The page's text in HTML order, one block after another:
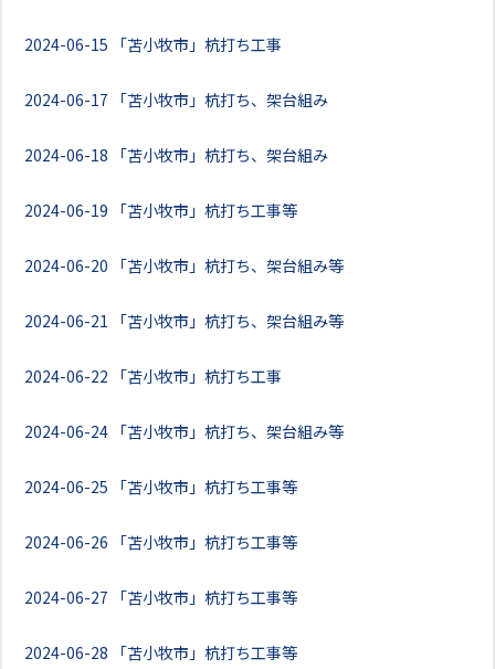
2024-06-15 「苫小牧市」杭打ち工事
2024-06-17 「苫小牧市」杭打ち、架台組み
2024-06-18 「苫小牧市」杭打ち、架台組み
2024-06-19 「苫小牧市」杭打ち工事等
2024-06-20 「苫小牧市」杭打ち、架台組み等
2024-06-21 「苫小牧市」杭打ち、架台組み等
2024-06-22 「苫小牧市」杭打ち工事
2024-06-24 「苫小牧市」杭打ち、架台組み等
2024-06-25 「苫小牧市」杭打ち工事等
2024-06-26 「苫小牧市」杭打ち工事等
2024-06-27 「苫小牧市」杭打ち工事等
2024-06-28 「苫小牧市」杭打ち工事等